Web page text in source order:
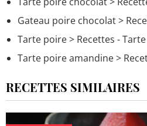
Gateau poire chocolat>
Tarte poire> Recettes -
Tarte poire amandine>
RECETTES SIMILAIRES